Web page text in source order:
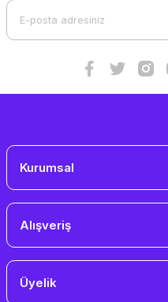
Kurumsal
Alışveriş
Üyelik